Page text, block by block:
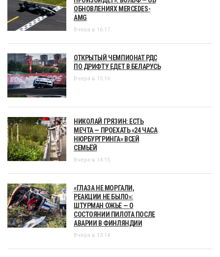
ОБНОВЛЕНИЯХ MERCEDES-
AMG
Вчера в 16:17
ОТКРЫТЫЙ ЧЕМПИОНАТ РДС
ПО ДРИФТУ ЕДЕТ В БЕЛАРУСЬ
Вчера в 15:16
НИКОЛАЙ ГРЯЗИН: ЕСТЬ
МЕЧТА — ПРОЕХАТЬ «24 ЧАСА
НЮРБУРГРИНГА» ВСЕЙ
СЕМЬЁЙ
Вчера в 14:15
«ГЛАЗА НЕ МОРГАЛИ,
РЕАКЦИИ НЕ БЫЛО»:
ШТУРМАН ОЖЬЕ — О
СОСТОЯНИИ ПИЛОТА ПОСЛЕ
АВАРИИ В ФИНЛЯНДИИ
Вчера в 13:14